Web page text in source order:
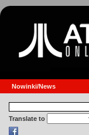
Nowinki/News
Translate to